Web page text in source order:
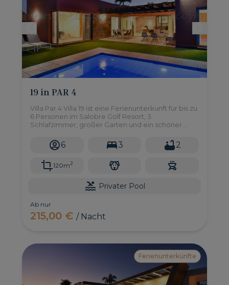
19 in PAR 4
Villa Par 4 Villa 19 ist eine Ferienunterkunft für bis zu
6 Personen im Salobre Golf Resort, 3
Schlafzimmer, großer Garten und ein schöner
Maspalomas und Meloneras entfernt.
6 3 2
120m2
Privater Pool
Ab nur
215,00 €/ Nacht
Ferienunterkünfte